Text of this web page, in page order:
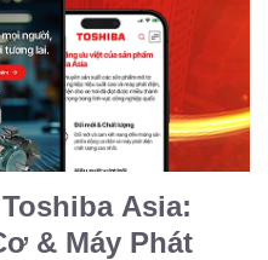
Asia:
& Máy Phát